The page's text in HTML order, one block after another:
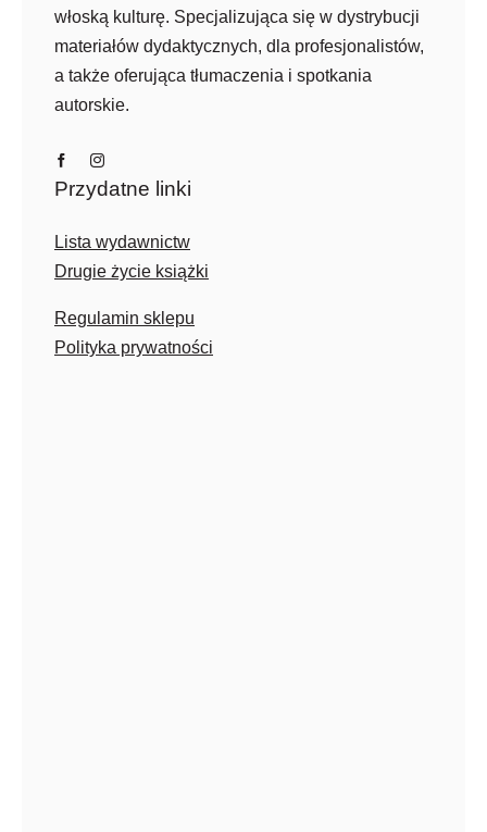
włoską kulturę. Specjalizująca się w dystrybucji
materiałów dydaktycznych, dla profesjonalistów,
a także oferująca tłumaczenia i spotkania
autorskie.
Przydatne linki
Lista wydawnictw
Drugie życie książki
Regulamin sklepu
Polityka prywatności